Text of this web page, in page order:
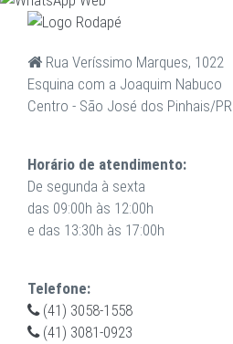
Rua Veríssimo Marques, 1022
Esquina com a Joaquim Nabuco
Centro - São José dos Pinhais/PR
Horário de atendimento:
De segunda à sexta
das 09:00h às 12:00h
e das 13:30h às 17:00h
Telefone:
(41) 3058-1558
(41) 3081-0923